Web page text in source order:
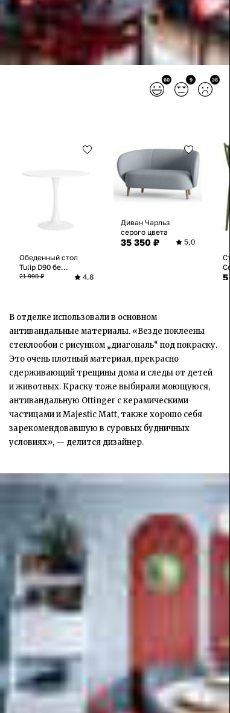
60 9 38
Обеденный стол
Tulip D90 бе...
21 990 ₽ 4,8
Диван Чарльз
серого цвета
35 350 ₽
5,0
5
В отделке использовали в основном
антивандальные материалы. «Везде поклеены
стеклообои с рисунком „диагональ“ под покраску.
Это очень плотный материал, прекрасно
сдерживающий трещины дома и следы от детей
и животных. Краску тоже выбирали моющуюся,
антивандальную Ottinger с керамическими
частицами иMajestic Matt, также хорошо себя
зарекомендовавшую в суровых будничных
условиях», — делится дизайнер.